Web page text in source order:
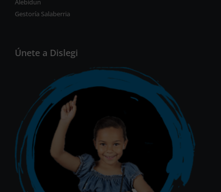
Alebidun
Gestoría Salaberria
Únete a Dislegi